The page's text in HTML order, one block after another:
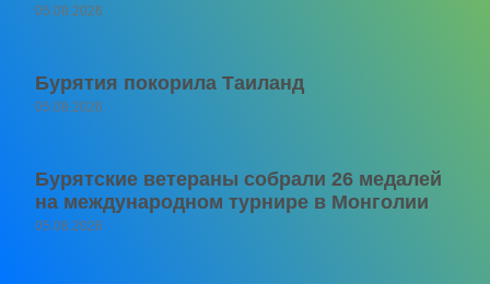
05.08.2026
Бурятия покорила Таиланд
05.08.2026
Бурятские ветераны собрали 26 медалей
на международном турнире в Монголии
05.08.2026